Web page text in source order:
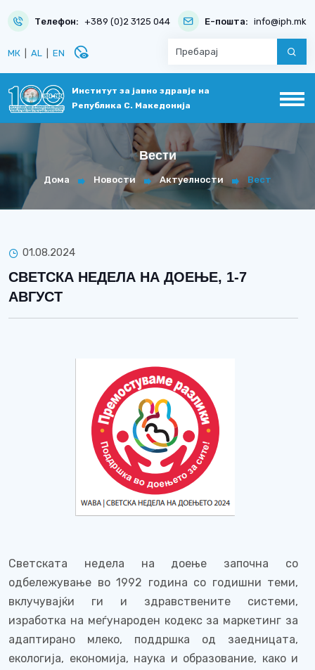
Телефон: +389 (0)2 3125 044 Е-пошта: info@iph.mk
МК AL EN disabled_visible
Институт за јавно здравје на
Република С. Македонија
Вести
Дома Новости Актуелности Вест
01.08.2024
СВЕТСКА НЕДЕЛА НА ДОЕЊЕ, 1-7
АВГУСТ
Светската недела на доење започна со
одбележување во 1992 година со годишни теми,
вклучувајќи ги и здравствените системи,
изработка на меѓународен кодекс за маркетинг за
адаптирано млеко, поддршка од заедницата,
екологија, економија, наука и образование, како и